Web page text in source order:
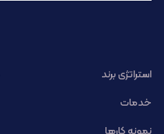
استراتژی برند
خدمات